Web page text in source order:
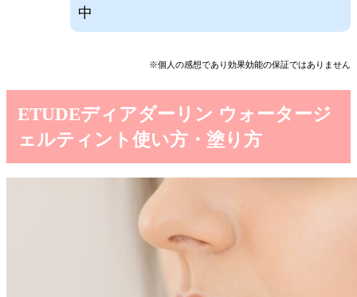
中
※個人の感想であり効果効能の保証ではありません
ETUDEディアダーリン ウォータージ
ェルティント使い方・塗り方